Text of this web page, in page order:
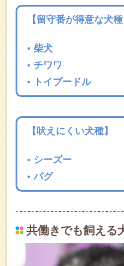
【留守番が得意な犬種
柴犬
チワワ
トイプードル
【吠えにくい犬種】
シーズー
パグ
共働きでも飼える